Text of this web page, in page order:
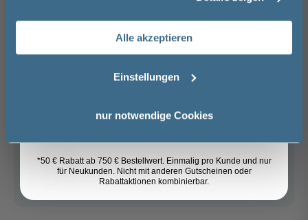
Alle akzeptieren
Einstellungen
nur notwendige Cookies
Spedition
Sicher einkaufen
Weitere Artikel der SerieHSK Favorit
Plus
Email
Anmelden
*50 € Rabatt ab 750 € Bestellwert. Einmalig pro Kunde und nur
für Neukunden. Nicht mit anderen Gutscheinen oder
Rabattaktionen kombinierbar.